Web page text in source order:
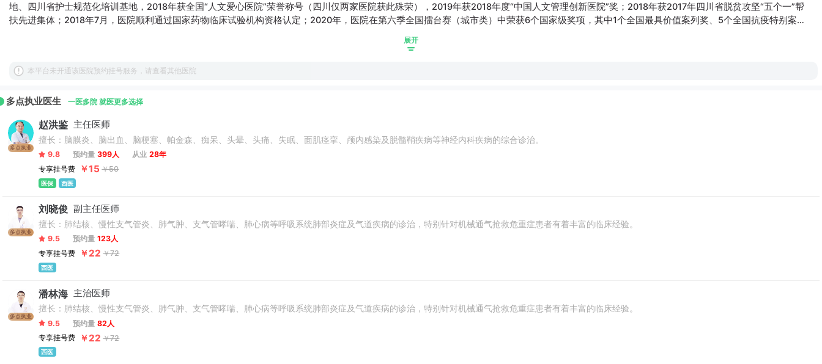
地、四川省护士规范化培训基地，2018年获全国“人文爱心医院”荣誉称号（四川仅两家医院获此殊荣），2019年获2018年度“中国人文管理创新医院”奖；2018年获2017年四川省脱贫攻坚“五个一”帮
扶先进集体；2018年7月，医院顺利通过国家药物临床试验机构资格认定；2020年，医院在第六季全国擂台赛（城市类）中荣获6个国家级奖项，其中1个全国最具价值案列奖、5个全国抗疫特别案例
展开
本平台未开通该医院预约挂号服务，请查看其他医院
多点执业医生 一医多院 就医更多选择
多点执业
赵洪鉴 主任医师
擅长：脑膜炎、脑出血、脑梗塞、帕金森、痴呆、头晕、头痛、失眠、面肌痉挛、颅内感染及脱髓鞘疾病等神经内科疾病的综合诊治。
9.8 预约量 399人 从业 28年
专享挂号费
￥15 ￥50
医保 西医
多点执业
刘晓俊 副主任医师
擅长：肺结核、慢性支气管炎、肺气肿、支气管哮喘、肺心病等呼吸系统肺部炎症及气道疾病的诊治，特别针对机械通气抢救危重症患者有着丰富的临床经验。
9.5 预约量 123人
专享挂号费
￥22 ￥72
西医
多点执业
潘林海 主治医师
擅长：肺结核、慢性支气管炎、肺气肿、支气管哮喘、肺心病等呼吸系统肺部炎症及气道疾病的诊治，特别针对机械通气抢救危重症患者有着丰富的临床经验。
9.5 预约量 82人
专享挂号费
￥22 ￥72
西医